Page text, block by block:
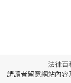
法律百
請讀者留意網站內